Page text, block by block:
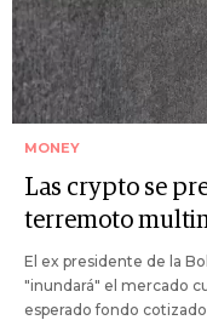
MONEY
Las crypto se
terremoto
El ex presidente de la
"inundará" el mercado
esperado fondo